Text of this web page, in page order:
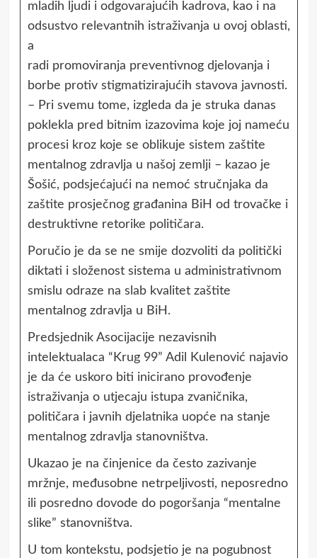
mladih ljudi i odgovarajućih kadrova, kao i na
odsustvo relevantnih istraživanja u ovoj oblasti,
a
radi promoviranja preventivnog djelovanja i
borbe protiv stigmatizirajućih stavova javnosti.
– Pri svemu tome, izgleda da je struka danas
poklekla pred bitnim izazovima koje joj nameću
procesi kroz koje se oblikuje sistem zaštite
mentalnog zdravlja u našoj zemlji – kazao je
Šošić, podsjećajući na nemoć stručnjaka da
zaštite prosječnog građanina BiH od trovačke i
destruktivne retorike političara.
Poručio je da se ne smije dozvoliti da politički
diktati i složenost sistema u administrativnom
smislu odraze na slab kvalitet zaštite
mentalnog zdravlja u BiH.
Predsjednik Asocijacije nezavisnih
intelektualaca “Krug 99” Adil Kulenović najavio
je da će uskoro biti inicirano provođenje
istraživanja o utjecaju istupa zvaničnika,
političara i javnih djelatnika uopće na stanje
mentalnog zdravlja stanovništva.
Ukazao je na činjenice da često zazivanje
mržnje, međusobne netrpeljivosti, neposredno
ili posredno dovode do pogoršanja “mentalne
slike” stanovništva.
U tom kontekstu, podsjetio je na pogubnost